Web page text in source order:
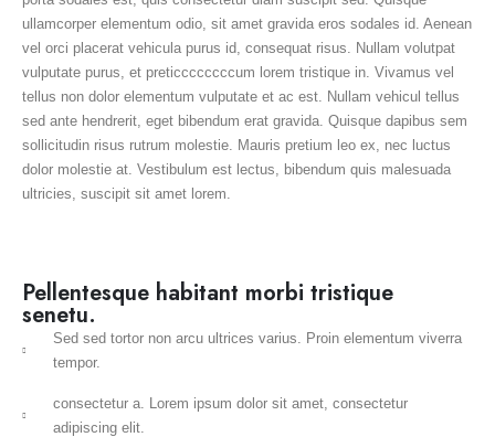
ullamcorper elementum odio, sit amet gravida eros sodales id. Aenean
vel orci placerat vehicula purus id, consequat risus. Nullam volutpat
vulputate purus, et preticcccccccum lorem tristique in. Vivamus vel
tellus non dolor elementum vulputate et ac est. Nullam vehicul tellus
sed ante hendrerit, eget bibendum erat gravida. Quisque dapibus sem
sollicitudin risus rutrum molestie. Mauris pretium leo ex, nec luctus
dolor molestie at. Vestibulum est lectus, bibendum quis malesuada
ultricies, suscipit sit amet lorem.
Pellentesque habitant morbi tristique
senetu.
Sed sed tortor non arcu ultrices varius. Proin elementum viverra
tempor.
consectetur a. Lorem ipsum dolor sit amet, consectetur
adipiscing elit.